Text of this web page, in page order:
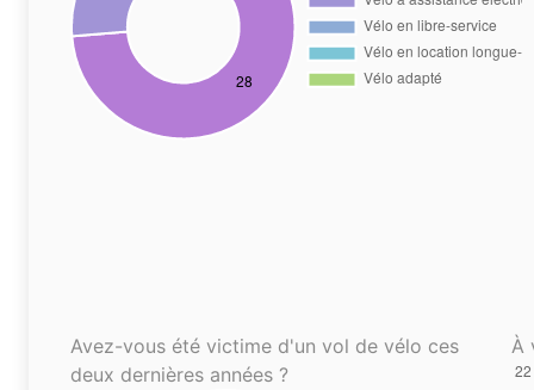
Avez-vous été victime d'un vol de vélo ces
deux dernières années ?
À